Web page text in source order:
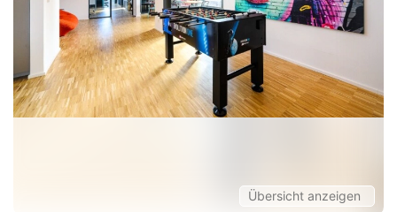
Übersicht anzeigen